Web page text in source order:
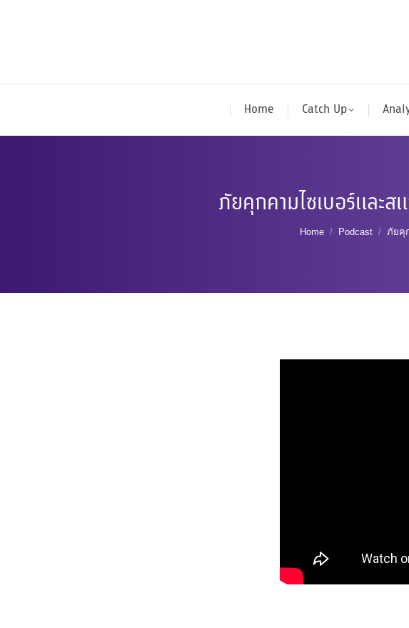
Home Catch Up
ภัยคุกคามไซเบอร์และส
You are here:
Home Podcast ภัยคุ